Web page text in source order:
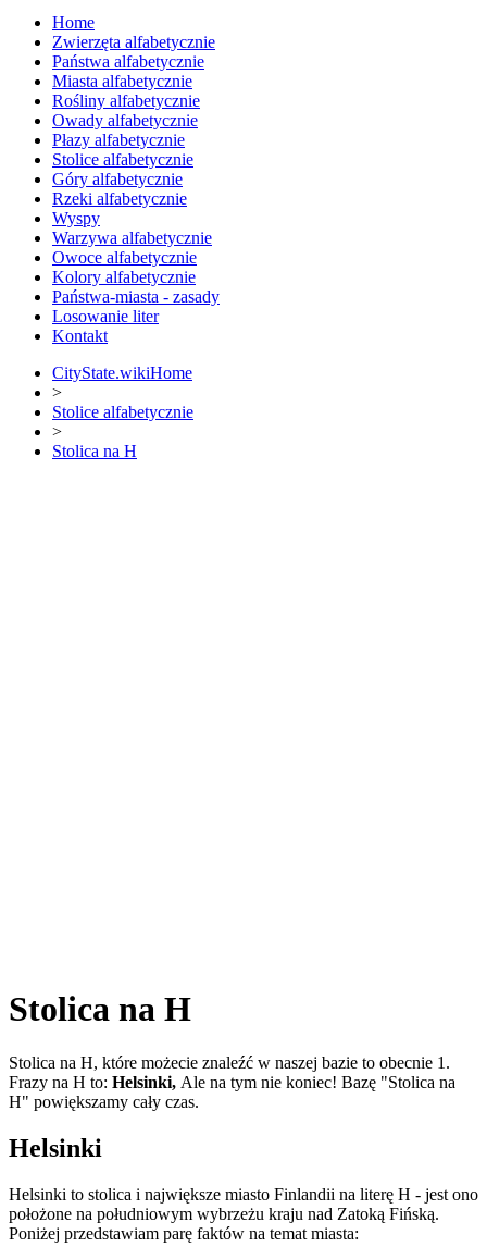
Home
Zwierzęta alfabetycznie
Państwa alfabetycznie
Miasta alfabetycznie
Rośliny alfabetycznie
Owady alfabetycznie
Płazy alfabetycznie
Stolice alfabetycznie
Góry alfabetycznie
Rzeki alfabetycznie
Wyspy
Warzywa alfabetycznie
Owoce alfabetycznie
Kolory alfabetycznie
Państwa-miasta - zasady
Losowanie liter
Kontakt
CityState.wikiHome
>
Stolice alfabetycznie
>
Stolica na H
Stolica na H
Stolica na H, które możecie znaleźć w naszej bazie to obecnie 1.
Frazy na H to: Helsinki, Ale na tym nie koniec! Bazę "Stolica na
H" powiększamy cały czas.
Helsinki
Helsinki to stolica i największe miasto Finlandii na literę H - jest ono
położone na południowym wybrzeżu kraju nad Zatoką Fińską.
Poniżej przedstawiam parę faktów na temat miasta: